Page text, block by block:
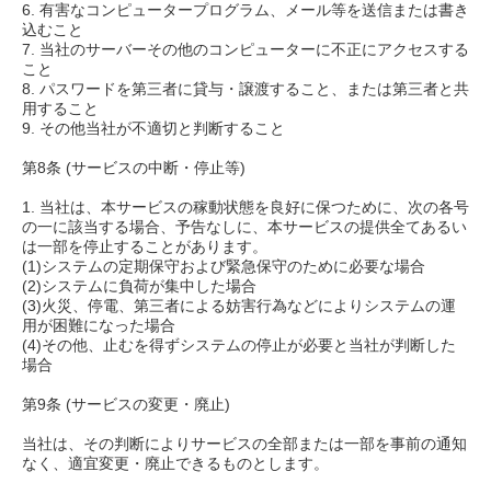
6. 有害なコンピュータープログラム、メール等を送信または書き
込むこと
7. 当社のサーバーその他のコンピューターに不正にアクセスする
こと
8. パスワードを第三者に貸与・譲渡すること、または第三者と共
用すること
9. その他当社が不適切と判断すること
第8条 (サービスの中断・停止等)
1. 当社は、本サービスの稼動状態を良好に保つために、次の各号
の一に該当する場合、予告なしに、本サービスの提供全てあるい
は一部を停止することがあります。
(1)システムの定期保守および緊急保守のために必要な場合
(2)システムに負荷が集中した場合
(3)火災、停電、第三者による妨害行為などによりシステムの運
用が困難になった場合
(4)その他、止むを得ずシステムの停止が必要と当社が判断した
場合
第9条 (サービスの変更・廃止)
当社は、その判断によりサービスの全部または一部を事前の通知
なく、適宜変更・廃止できるものとします。